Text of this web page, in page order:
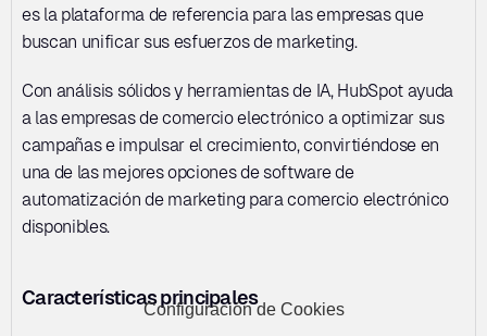
Configuración de Cookies
es la plataforma de referencia para las empresas que
buscan unificar sus esfuerzos de marketing.
Con análisis sólidos y herramientas de IA, HubSpot ayuda
a las empresas de comercio electrónico a optimizar sus
campañas e impulsar el crecimiento, convirtiéndose en
una de las mejores opciones de software de
automatización de marketing para comercio electrónico
disponibles.
Características principales